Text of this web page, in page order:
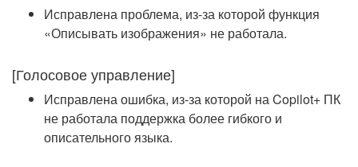
Исправлена проблема, из-за которой функция
«Описывать изображения» не работала.
[Голосовое управление]
Исправлена ошибка, из-за которой на Copilot+ ПК
не работала поддержка более гибкого и
описательного языка.